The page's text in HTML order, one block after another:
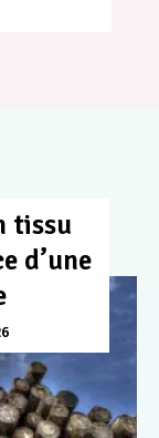
tissu
d’une